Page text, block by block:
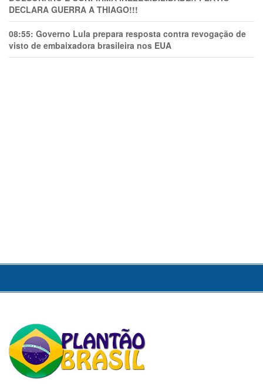
DECLARA GUERRA A THIAGO!!!
08:55: Governo Lula prepara resposta contra revogação de
visto de embaixadora brasileira nos EUA